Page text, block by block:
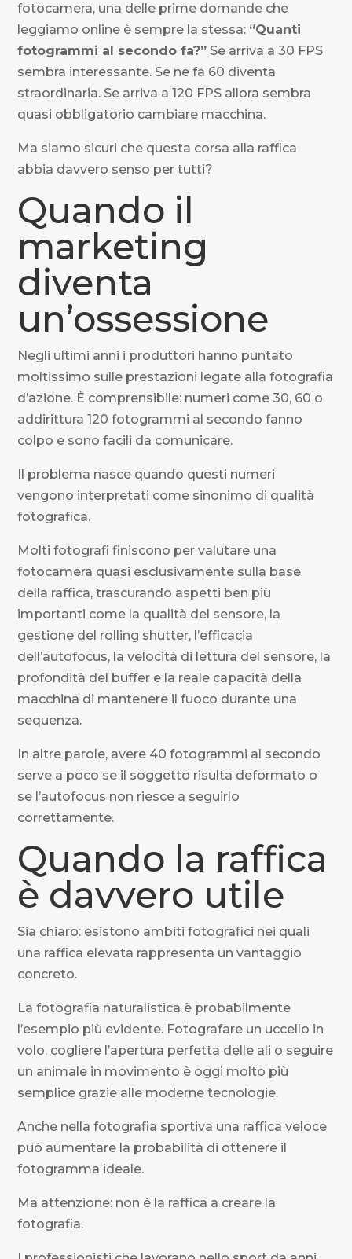
fotocamera, una delle prime domande che
leggiamo online è sempre la stessa: “Quanti
fotogrammi al secondo fa?” Se arriva a 30 FPS
sembra interessante. Se ne fa 60 diventa
straordinaria. Se arriva a 120 FPS allora sembra
quasi obbligatorio cambiare macchina.
Ma siamo sicuri che questa corsa alla raffica
abbia davvero senso per tutti?
Quando il
marketing
diventa
un’ossessione
Negli ultimi anni i produttori hanno puntato
moltissimo sulle prestazioni legate alla fotografia
d’azione. È comprensibile: numeri come 30, 60 o
addirittura 120 fotogrammi al secondo fanno
colpo e sono facili da comunicare.
Il problema nasce quando questi numeri
vengono interpretati come sinonimo di qualità
fotografica.
Molti fotografi finiscono per valutare una
fotocamera quasi esclusivamente sulla base
della raffica, trascurando aspetti ben più
importanti come la qualità del sensore, la
gestione del rolling shutter, l’efficacia
dell’autofocus, la velocità di lettura del sensore, la
profondità del buffer e la reale capacità della
macchina di mantenere il fuoco durante una
sequenza.
In altre parole, avere 40 fotogrammi al secondo
serve a poco se il soggetto risulta deformato o
se l’autofocus non riesce a seguirlo
correttamente.
Quando la raffica
è davvero utile
Sia chiaro: esistono ambiti fotografici nei quali
una raffica elevata rappresenta un vantaggio
concreto.
La fotografia naturalistica è probabilmente
l’esempio più evidente. Fotografare un uccello in
volo, cogliere l’apertura perfetta delle ali o seguire
un animale in movimento è oggi molto più
semplice grazie alle moderne tecnologie.
Anche nella fotografia sportiva una raffica veloce
può aumentare la probabilità di ottenere il
fotogramma ideale.
Ma attenzione: non è la raffica a creare la
fotografia.